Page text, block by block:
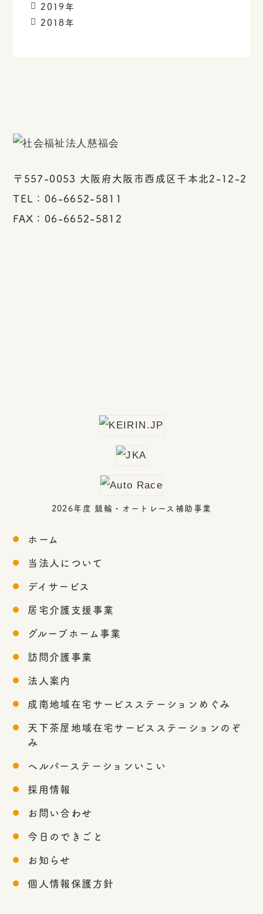
2019年
2018年
〒557-0053 大阪府大阪市西成区千本北2-12-2
TEL：06-6652-5811
FAX：06-6652-5812
2026年度 競輪・オートレース補助事業
ホーム
当法人について
デイサービス
居宅介護支援事業
グループホーム事業
訪問介護事業
法人案内
成南地域在宅サービスステーションめぐみ
天下茶屋地域在宅サービスステーションのぞ
み
ヘルパーステーションいこい
採用情報
お問い合わせ
今日のできごと
お知らせ
個人情報保護方針